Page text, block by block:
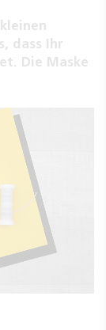
dass Ihr
Die Maske